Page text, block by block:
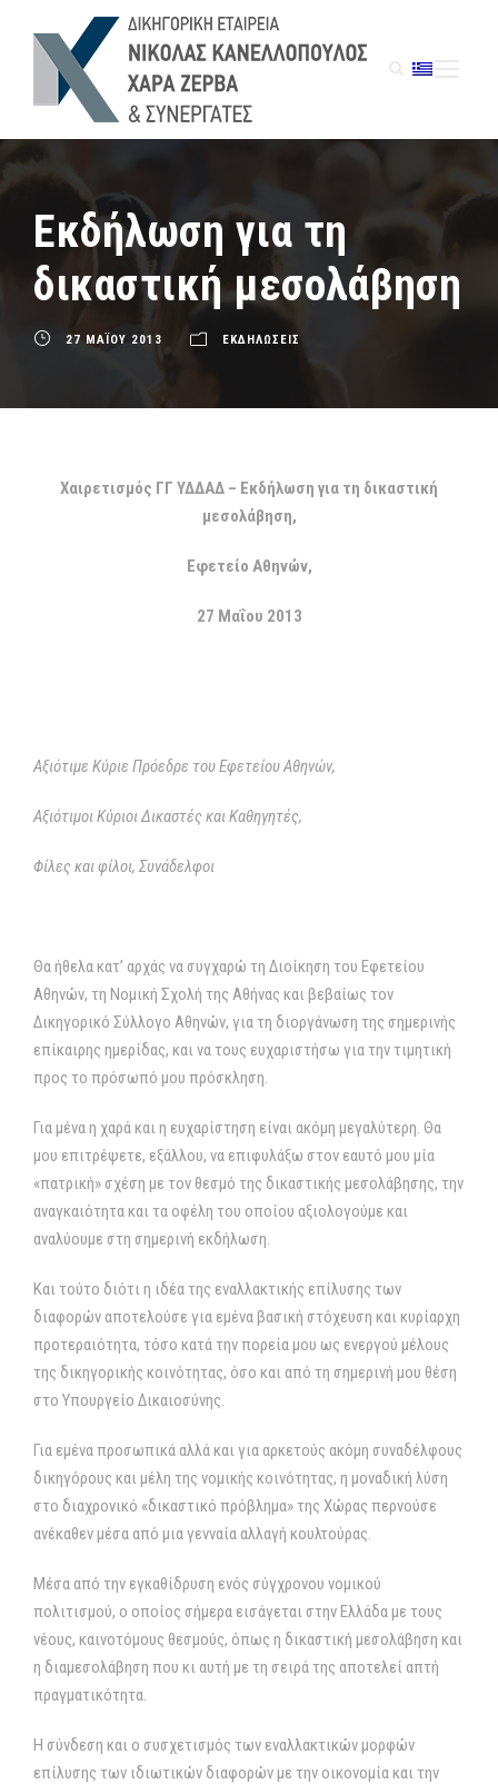
Εκδήλωση για τη
δικαστική μεσολάβηση
27 ΜΑΪΟΥ 2013 ΕΚΔΗΛΩΣΕΙΣ
Χαιρετισμός ΓΓ ΥΔΔΑΔ – Εκδήλωση για τη δικαστική
μεσολάβηση,
Εφετείο Αθηνών,
27 Μαΐου 2013
Αξιότιμε Κύριε Πρόεδρε του Εφετείου Αθηνών,
Αξιότιμοι Κύριοι Δικαστές και Καθηγητές,
Φίλες και φίλοι, Συνάδελφοι
Θα ήθελα κατ’ αρχάς να συγχαρώ τη Διοίκηση του Εφετείου
Αθηνών, τη Νομική Σχολή της Αθήνας και βεβαίως τον
Δικηγορικό Σύλλογο Αθηνών, για τη διοργάνωση της σημερινής
επίκαιρης ημερίδας, και να τους ευχαριστήσω για την τιμητική
προς το πρόσωπό μου πρόσκληση.
Για μένα η χαρά και η ευχαρίστηση είναι ακόμη μεγαλύτερη. Θα
μου επιτρέψετε, εξάλλου, να επιφυλάξω στον εαυτό μου μία
«πατρική» σχέση με τον θεσμό της δικαστικής μεσολάβησης, την
αναγκαιότητα και τα οφέλη του οποίου αξιολογούμε και
αναλύουμε στη σημερινή εκδήλωση.
Και τούτο διότι η ιδέα της εναλλακτικής επίλυσης των
διαφορών αποτελούσε για εμένα βασική στόχευση και κυρίαρχη
προτεραιότητα, τόσο κατά την πορεία μου ως ενεργού μέλους
της δικηγορικής κοινότητας, όσο και από τη σημερινή μου θέση
στο Υπουργείο Δικαιοσύνης.
Για εμένα προσωπικά αλλά και για αρκετούς ακόμη συναδέλφους
δικηγόρους και μέλη της νομικής κοινότητας, η μοναδική λύση
στο διαχρονικό «δικαστικό πρόβλημα» της Χώρας περνούσε
ανέκαθεν μέσα από μια γενναία αλλαγή κουλτούρας.
Μέσα από την εγκαθίδρυση ενός σύγχρονου νομικού
πολιτισμού, ο οποίος σήμερα εισάγεται στην Ελλάδα με τους
νέους, καινοτόμους θεσμούς, όπως η δικαστική μεσολάβηση και
η διαμεσολάβηση που κι αυτή με τη σειρά της αποτελεί απτή
πραγματικότητα.
Η σύνδεση και ο συσχετισμός των εναλλακτικών μορφών
επίλυσης των ιδιωτικών διαφορών με την οικονομία και την